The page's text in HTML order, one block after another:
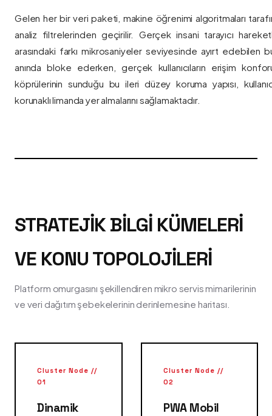
Gelen her bir veri paketi, makine öğrenimi algoritmaları
analiz filtrelerinden geçirilir. Gerçek insani tarayıcı
arasındaki farkı mikrosaniyeler seviyesinde ayırt edebilen
anında bloke ederken, gerçek kullanıcıların erişim
köprülerinin sunduğu bu ileri düzey koruma yapısı,
korunaklı limanda yer almalarını sağlamaktadır.
STRATEJIK BILGI KÜMELERI
VE KONU TOPOLOJILERI
Platform omurgasını şekillendiren mikro servis mimarilerinin
ve veri dağıtım şebekelerinin derinlemesine haritası.
Cluster Node //
01
Dinamik
Cluster Node //
02
PWA Mobil